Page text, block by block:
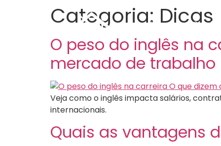
Home Serviços
Categoria: Dicas
O peso do inglês na
mercado de trabalho
Veja como o inglês impacta salários,
internacionais.
Quais as vantagens